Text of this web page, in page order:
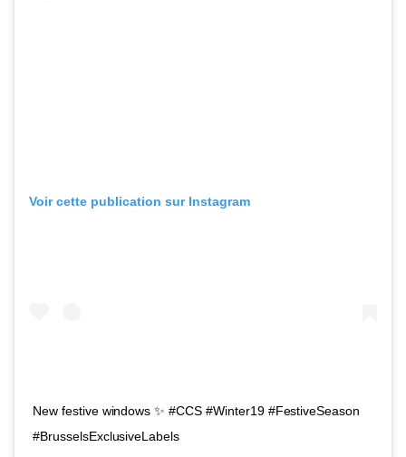
Voir cette publication sur Instagram
New festive windows ✨ #CCS #Winter19 #FestiveSeason
#BrusselsExclusiveLabels